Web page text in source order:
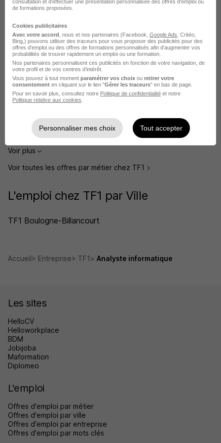
Assistant chef de projet TF1
Assistant publicité TF1
Assistante de direction TF1
Auditeur interne TF1
Category manager TF1
Chargé de coordination TF1
Voir plus
Voir toutes les offres par métier chez TF1
L'emploi chez TF1 par Ville
TF1 Boulogne-Billancourt
Accueil Entreprise TF1 Analyste informatique
Les sites
HelloCV
Helloworkplace
BDM
Jobijoba
Maformation
Diplomeo
L'emploi
Offres d'emploi par métier
Offres d'emploi par ville
Offres d'emploi par entreprise
Offres d'emploi par mots clés
consultation et d'effectuer une présentation personnalisée des offres d'emploi ou
de formations proposées.
Cookies publicitaires
Avec votre accord , nous et nos partenaires (Facebook, Google Ads , Critéo,
Bing,) pouvons utiliser des traceurs pour vous proposer des publicités pour des
offres d’emploi ou des offres de formations personnalisés afin d’augmenter vos
probabilités de trouver rapidement un emploi ou une formation.
Nos partenaires personnalisent ces publicités en fonction de votre navigation, de
votre profil et de vos centres d’intérêt.
Vous pouvez à tout moment paramétrer vos choix ou retirer votre
consentement en cliquant sur le lien "Gérer les traceurs" en bas de page.
Pour en savoir plus, consultez notre Politique de confidentialité et notre
Politique relative aux cookies
Personnaliser mes choix Tout accepter